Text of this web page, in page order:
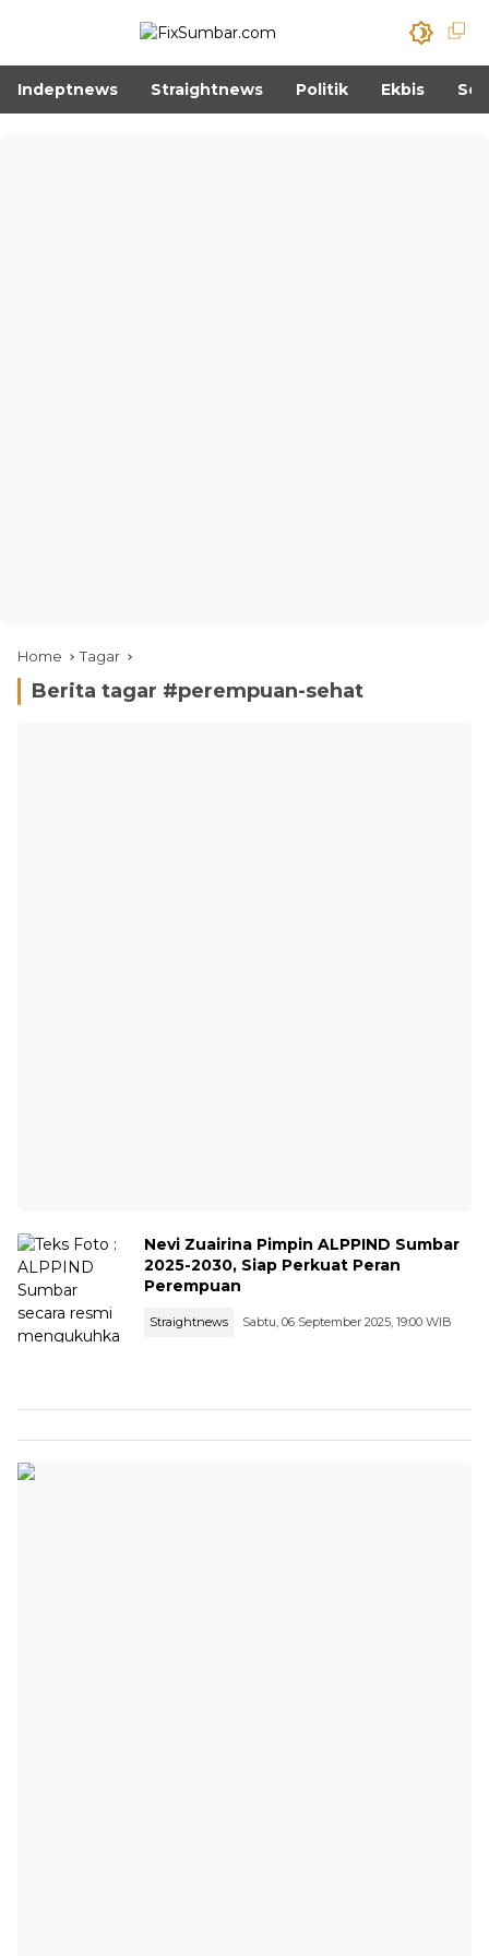
Indeptnews Straightnews Politik Ekbis
Home Tagar
Berita tagar #perempuan-sehat
Nevi Zuairina Pimpin ALPPIND Sumbar
2025-2030, Siap Perkuat Peran
Perempuan
Straightnews Sabtu, 06 September 2025, 19:00 WIB